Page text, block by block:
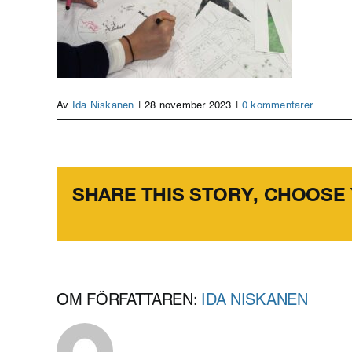
Av Ida Niskanen | 28 november 2023 | 0 kommentarer
SHARE THIS STORY,
OM FÖRFATTAREN: IDA NISKANEN